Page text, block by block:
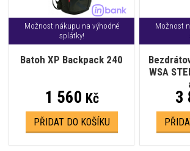
Možnost nákupu na výhodné
splátky!
Batoh XP Backpack 240
1 560 Kč
PŘIDAT DO KOŠÍKU
Možnost
WSA
3